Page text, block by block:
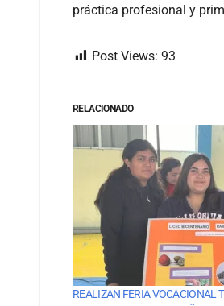
práctica profesional y
Post Views: 93
RELACIONADO
REALIZAN FERIA VOCACIONAL